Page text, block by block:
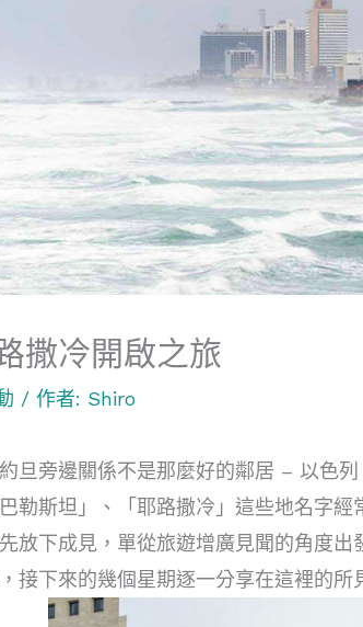
撒冷開啟之旅
/ 作者: Shiro
旦旁邊關係不是那麼好的鄰居 – 以色列
巴勒斯坦」、「耶路撒冷」這些地名字
放下成見，單從旅遊增廣見聞的角度
接下來的幾個星期逐一分享在這裡的所